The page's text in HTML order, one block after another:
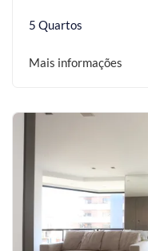
5 Quartos
Mais informações